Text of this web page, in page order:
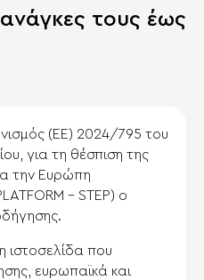
τους έως
(ΕΕ) 2024/795 του
για τη θέσπιση της
την Ευρώπη
– STEP) ο
ιστοσελίδα που
ευρωπαϊκά και